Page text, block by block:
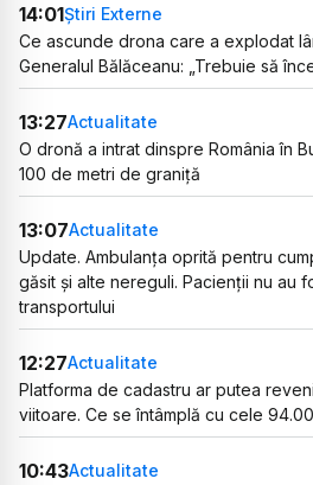
14:01Știri Externe
Ce ascunde drona care a explodat
Generalul Bălăceanu: „Trebuie să
13:27Actualitate
O dronă a intrat dinspre România în
100 de metri de graniță
13:07Actualitate
Update. Ambulanța oprită pentru
găsit și alte nereguli. Pacienții nu au
transportului
12:27Actualitate
Platforma de cadastru ar putea
viitoare. Ce se întâmplă cu cele
10:43Actualitate